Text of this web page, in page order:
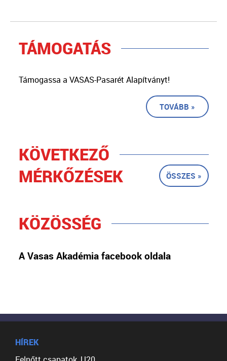
TÁMOGATÁS
Támogassa a VASAS-Pasarét Alapítványt!
TOVÁBB »
KÖVETKEZŐ
MÉRKŐZÉSEK
ÖSSZES »
KÖZÖSSÉG
A Vasas Akadémia facebook oldala
HÍREK